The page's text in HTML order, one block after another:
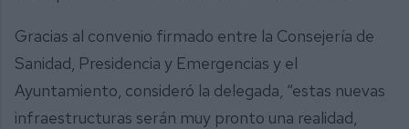
Gracias al convenio firmado entre la Consejería de
Sanidad, Presidencia y Emergencias y el
Ayuntamiento, consideró la delegada, “estas nuevas
infraestructuras serán muy pronto una realidad,